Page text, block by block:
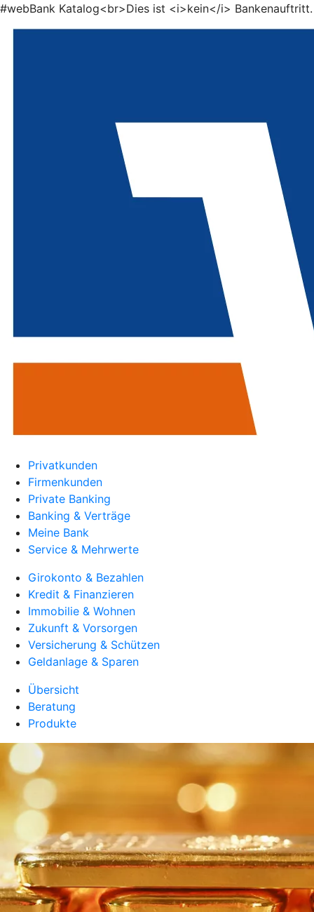
#webBank Katalog<br>Dies ist <i>kein</i> Bankenauftritt.
Privatkunden
Firmenkunden
Private Banking
Banking & Verträge
Meine Bank
Service & Mehrwerte
Girokonto & Bezahlen
Kredit & Finanzieren
Immobilie & Wohnen
Zukunft & Vorsorgen
Versicherung & Schützen
Geldanlage & Sparen
Übersicht
Beratung
Produkte